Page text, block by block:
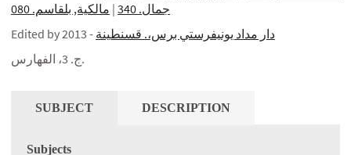
جمال. 340
| مالكية, بلقاسم. 080
Edited by
‏دار مداد يونيفرستي برس‏،. قسنطينة - 2013
ج. 3، الفهارس.
SUBJECT DESCRIPTION
Subjects